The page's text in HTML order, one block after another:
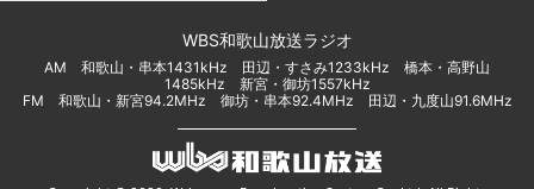
WBS和歌山放送ラジオ
AM 和歌山・串本1431kHz 田辺・すさみ1233kHz 橋本・高野山
1485kHz 新宮・御坊1557kHz
FM 和歌山・新宮94.2MHz 御坊・串本92.4MHz 田辺・九度山91.6MHz